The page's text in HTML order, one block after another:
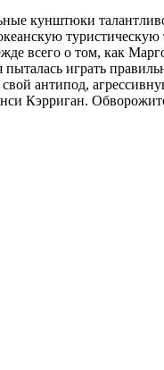
кунштюки
всего о том, как
играть
свой антипод,
Кэрриган.